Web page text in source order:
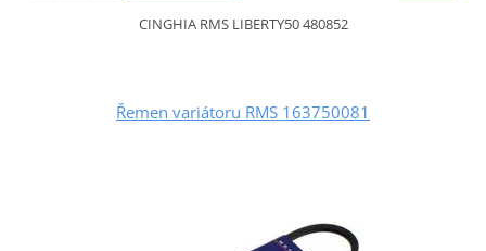
CINGHIA RMS LIBERTY50 480852
Řemen variátoru RMS 163750081